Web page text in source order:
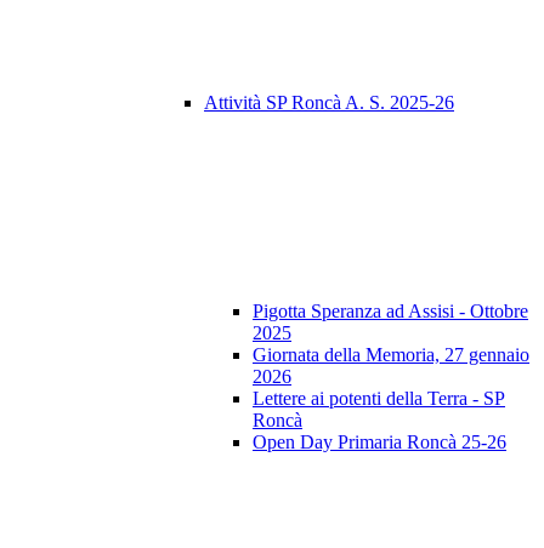
Attività SP Roncà A. S. 2025-26
Pigotta Speranza ad Assisi - Ottobre
2025
Giornata della Memoria, 27 gennaio
2026
Lettere ai potenti della Terra - SP
Roncà
Open Day Primaria Roncà 25-26